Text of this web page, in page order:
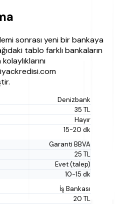
sonrası yeni bir bankaya
tablo farklı bankaların
Denizbank
35 TL
Hayır
15-20 dk
Garanti BBVA
25 TL
Evet (talep)
10-15 dk
İş Bankası
20 TL